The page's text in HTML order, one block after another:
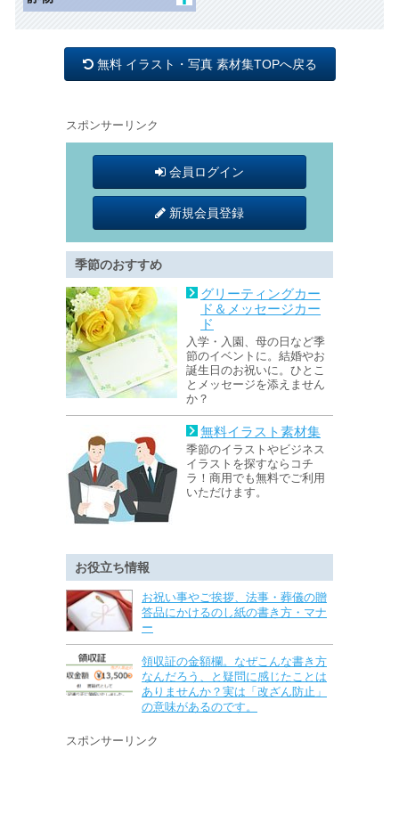
冬
ひなまつり
木 草 森
眺望
インテリア
無料 イラスト・写真 素材集TOPへ戻る
スポンサーリンク
会員ログイン
新規会員登録
季節のおすすめ
グリーティングカー
ド＆メッセージカー
ド
入学・入園、母の日など季
節のイベントに。結婚やお
誕生日のお祝いに。ひとこ
とメッセージを添えません
か？
無料イラスト素材集
季節のイラストやビジネス
イラストを探すならコチ
ラ！商用でも無料でご利用
いただけます。
お役立ち情報
お祝い事やご挨拶、法事・葬儀の贈
答品にかけるのし紙の書き方・マナ
ー
領収証の金額欄。なぜこんな書き方
なんだろう、と疑問に感じたことは
ありませんか？実は「改ざん防止」
の意味があるのです。
スポンサーリンク